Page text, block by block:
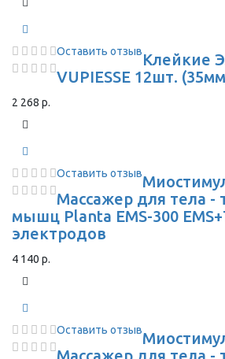
Оставить отзывКлейкие
VUPIESSE 12шт.
2 268 р.
Оставить отзыв
Массажер для тела -
мышц Planta EMS-300
электродов
4 140 р.
Оставить отзыв